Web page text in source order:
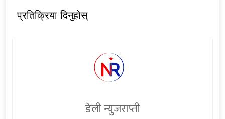
प्रतिक्रिया दिनुहोस्
डेली न्युजराप्ती